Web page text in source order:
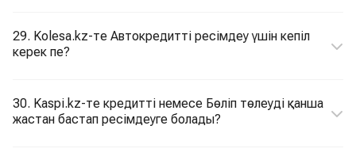
29. Kolesa.kz-те Автокредитті ресімдеу үшін кепіл
керек пе?
30. Kaspi.kz-те кредитті немесе Бөліп төлеуді қанша
жастан бастап ресімдеуге болады?